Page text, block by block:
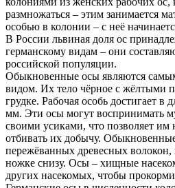
размножаться – этим занимается
особью в колонии – с неё
В России львиная доля ос
германскому видам – они
российской популяции.
Обыкновенные осы являются
видом. Их тело чёрное с жёлтыми
грудке. Рабочая особь достигает
мм. Эти осы могут воспринимать
своими усиками, что позволяет им
отбивать их добычу.
пережёванных древесных волокон,
ножке снизу. Осы – хищные
других насекомых, чтобы